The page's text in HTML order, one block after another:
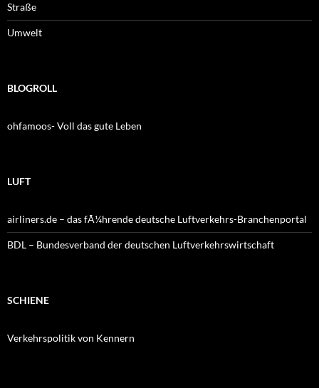
Straße
Umwelt
BLOGROLL
ohfamoos- Voll das gute Leben
LUFT
airliners.de – das fÃ¼hrende deutsche Luftverkehrs-Branchenportal
BDL – Bundesverband der deutschen Luftverkehrswirtschaft
SCHIENE
Verkehrspolitik von Kennern